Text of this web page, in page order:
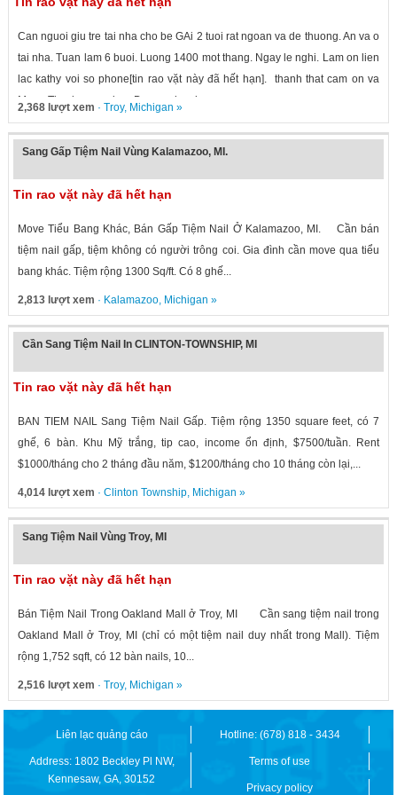
Can nguoi giu tre tai nha cho be GAi 2 tuoi rat ngoan va de thuong. An va o
tai nha. Tuan lam 6 buoi. Luong 1400 mot thang. Ngay le nghi. Lam on lien
lac kathy voi so phone[tin rao vặt này đã hết hạn]. thanh that cam on va
Mong Tim duoc me bao Duong cho chau.
2,368 lượt xem · Troy, Michigan »
Sang Gấp Tiệm Nail Vùng Kalamazoo, MI.
Tin rao vặt này đã hết hạn
Move Tiểu Bang Khác, Bán Gấp Tiệm Nail Ở Kalamazoo, MI. Cần bán
tiệm nail gấp, tiệm không có người trông coi. Gia đình cần move qua tiểu
bang khác. Tiệm rộng 1300 Sq/ft. Có 8 ghế...
2,813 lượt xem · Kalamazoo, Michigan »
Cần Sang Tiệm Nail In CLINTON-TOWNSHIP, MI
Tin rao vặt này đã hết hạn
BAN TIEM NAIL Sang Tiệm Nail Gấp. Tiệm rộng 1350 square feet, có 7
ghế, 6 bàn. Khu Mỹ trắng, tip cao, income ổn định, $7500/tuần. Rent
$1000/tháng cho 2 tháng đầu năm, $1200/tháng cho 10 tháng còn lại,...
4,014 lượt xem · Clinton Township, Michigan »
Sang Tiệm Nail Vùng Troy, MI
Tin rao vặt này đã hết hạn
Bán Tiệm Nail Trong Oakland Mall ở Troy, MI Cần sang tiệm nail trong
Oakland Mall ở Troy, MI (chỉ có một tiệm nail duy nhất trong Mall). Tiệm
rộng 1,752 sqft, có 12 bàn nails, 10...
2,516 lượt xem · Troy, Michigan »
Liên lạc quảng cáo Hotline: (678) 818 - 3434
Address: 1802 Beckley Pl NW,
Kennesaw, GA, 30152
Terms of use
Privacy policy